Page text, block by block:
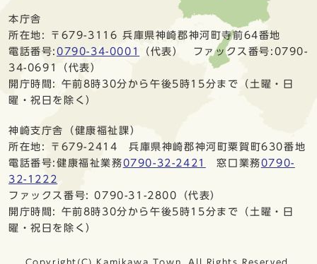
本庁舎
所在地: 〒679-3116 兵庫県神崎郡神河町寺前64番地
電話番号: 0790-34-0001
（代表） ファックス番号:0790-
34-0691（代表）
開庁時間: 午前8時30分から午後5時15分まで（土曜・日
曜・祝日を除く）
神崎支庁舎（健康福祉課）
所在地: 〒679-2414 兵庫県神崎郡神河町粟賀町630番地
電話番号:健康福祉業務0790-32-2421 窓口業務0790-
32-1222
ファックス番号: 0790-31-2800（代表）
開庁時間: 午前8時30分から午後5時15分まで（土曜・日
曜・祝日を除く）
Copyright(C) Kamikawa Town. All Rights Reserved.